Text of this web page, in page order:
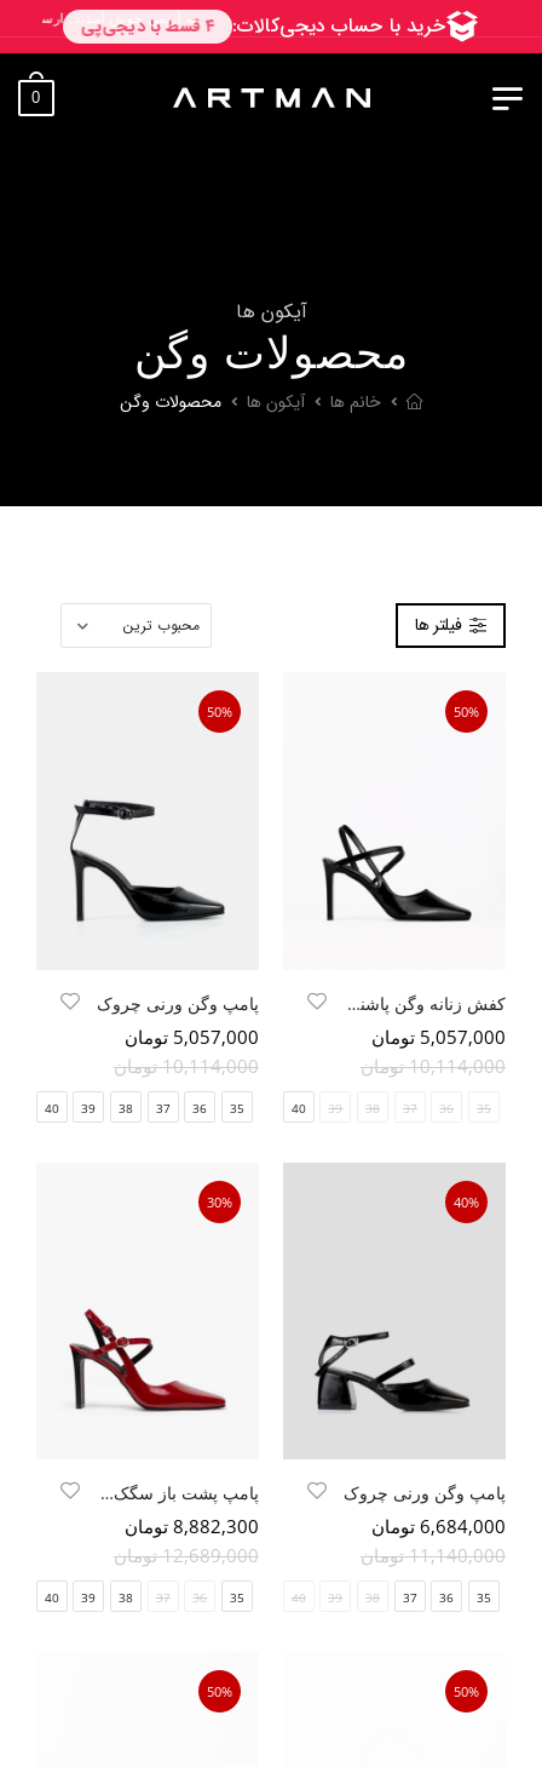
به آرتمن خوش آمدید. ارسال به سراسر ایران. 7 روز فرصت تست در منزل. 1 سال خدمات پس از فروش.
0
آیکون ها
محصولات وگن
خانم ها آیکون ها محصولات وگن
فیلتر ها
50%
کفش زنانه وگن پاشنه بلند
5,057,000 تومان
10,114,000 تومان
35
36
37
38
39
40
50%
پامپ وگن ورنی چروک
5,057,000 تومان
10,114,000 تومان
35
36
37
38
39
40
40%
پامپ وگن ورنی چروک
6,684,000 تومان
11,140,000 تومان
35
36
37
38
39
40
30%
پامپ پشت باز سگک دار پاشنه کتابی
8,882,300 تومان
12,689,000 تومان
35
36
37
38
39
40
50%
50%